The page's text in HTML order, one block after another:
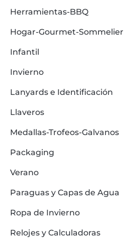
Herramientas-BBQ
Hogar-Gourmet-Sommelier
Infantil
Invierno
Lanyards e Identificación
Llaveros
Medallas-Trofeos-Galvanos
Packaging
Verano
Paraguas y Capas de Agua
Ropa de Invierno
Relojes y Calculadoras